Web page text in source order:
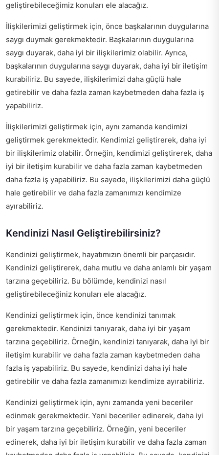
geliştirebileceğimiz konuları ele alacağız.
İlişkilerimizi geliştirmek için, önce başkalarının duygularına
saygı duymak gerekmektedir. Başkalarının duygularına
saygı duyarak, daha iyi bir ilişkilerimiz olabilir. Ayrıca,
başkalarının duygularına saygı duyarak, daha iyi bir iletişim
kurabiliriz. Bu sayede, ilişkilerimizi daha güçlü hale
getirebilir ve daha fazla zaman kaybetmeden daha fazla iş
yapabiliriz.
İlişkilerimizi geliştirmek için, aynı zamanda kendimizi
geliştirmek gerekmektedir. Kendimizi geliştirerek, daha iyi
bir ilişkilerimiz olabilir. Örneğin, kendimizi geliştirerek, daha
iyi bir iletişim kurabilir ve daha fazla zaman kaybetmeden
daha fazla iş yapabiliriz. Bu sayede, ilişkilerimizi daha güçlü
hale getirebilir ve daha fazla zamanımızı kendimize
ayırabiliriz.
Kendinizi Nasıl Geliştirebilirsiniz?
Kendinizi geliştirmek, hayatımızın önemli bir parçasıdır.
Kendinizi geliştirerek, daha mutlu ve daha anlamlı bir yaşam
tarzına geçebiliriz. Bu bölümde, kendinizi nasıl
geliştirebileceğiniz konuları ele alacağız.
Kendinizi geliştirmek için, önce kendinizi tanımak
gerekmektedir. Kendinizi tanıyarak, daha iyi bir yaşam
tarzına geçebiliriz. Örneğin, kendinizi tanıyarak, daha iyi bir
iletişim kurabilir ve daha fazla zaman kaybetmeden daha
fazla iş yapabiliriz. Bu sayede, kendinizi daha iyi hale
getirebilir ve daha fazla zamanımızı kendimize ayırabiliriz.
Kendinizi geliştirmek için, aynı zamanda yeni beceriler
edinmek gerekmektedir. Yeni beceriler edinerek, daha iyi
bir yaşam tarzına geçebiliriz. Örneğin, yeni beceriler
edinerek, daha iyi bir iletişim kurabilir ve daha fazla zaman